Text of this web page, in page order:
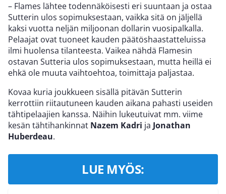
– Flames lähtee todennäköisesti eri suuntaan ja ostaa
Sutterin ulos sopimuksestaan, vaikka sitä on jäljellä
kaksi vuotta neljän miljoonan dollarin vuosipalkalla.
Pelaajat ovat tuoneet kauden päätöshaastatteluissa
ilmi huolensa tilanteesta. Vaikea nähdä Flamesin
ostavan Sutteria ulos sopimuksestaan, mutta heillä ei
ehkä ole muuta vaihtoehtoa, toimittaja paljastaa.
Kovaa kuria joukkueen sisällä pitävän Sutterin
kerrottiin riitautuneen kauden aikana pahasti useiden
tähtipelaajien kanssa. Näihin lukeutuivat mm. viime
kesän tähtihankinnat Nazem Kadri ja Jonathan
Huberdeau.
LUE MYÖS: